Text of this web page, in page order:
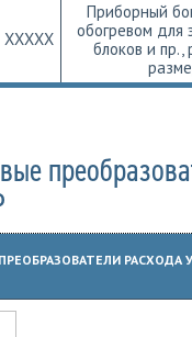
ХХХХХ
Приборный
обогревом для
блоков и пр.,
РАСХОДА